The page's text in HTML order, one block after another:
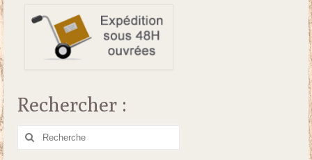
Rechercher :
Rechercher